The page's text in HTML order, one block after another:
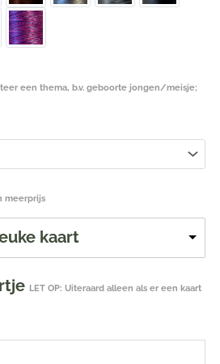
een thema, b.v. geboorte jongen/meisje;
meerprijs
kaart
LET OP: Uiteraard alleen als er een kaart